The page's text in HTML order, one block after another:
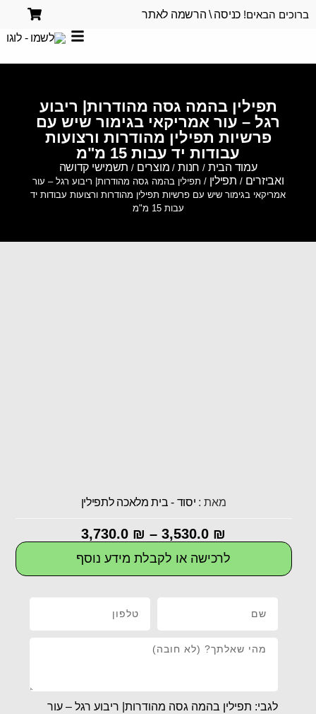
ברוכים הבאים! כניסה \ הרשמה לאתר
תפילין בהמה גסה מהודרות| ריבוע
רגל – עור אמריקאי בגימור שיש עם
פרשיות תפילין מהודרות ורצועות
עבודות יד עבות 15 מ"מ
עמוד הבית/ חנות/ מוצרים / תשמישי קדושה
ואביזרים / תפילין / תפילין בהמה גסה מהודרות| ריבוע רגל – עור
אמריקאי בגימור שיש עם פרשיות תפילין מהודרות ורצועות עבודות יד
עבות 15 מ"מ
מאת : יסוד - בית מלאכה לתפילין
3,530.0 ₪
–
3,730.0 ₪
לרכישה או לקבלת מידע נוסף
לגבי: תפילין בהמה גסה מהודרות| ריבוע רגל – עור